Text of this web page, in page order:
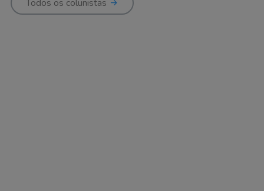
Todos os colunistas